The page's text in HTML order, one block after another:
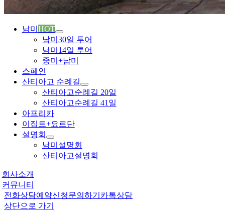
남미 HOT
남미30일 투어
남미14일 투어
중미+남미
스페인
산티아고 순례길
산티아고순례길 20일
산티아고순례길 41일
아프리카
이집트+요르단
설명회
남미설명회
산티아고설명회
회사소개
커뮤니티
전화상담예약신청문의하기 카톡상담
상단으로 가기